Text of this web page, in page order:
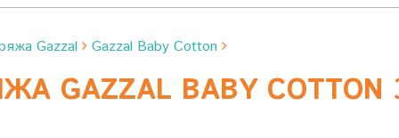
Gazzal Gazzal Baby Cotton
GAZZAL BABY